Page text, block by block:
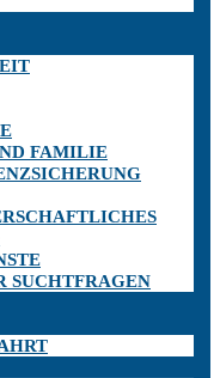
FAMILIE
SUCHTFRAGEN